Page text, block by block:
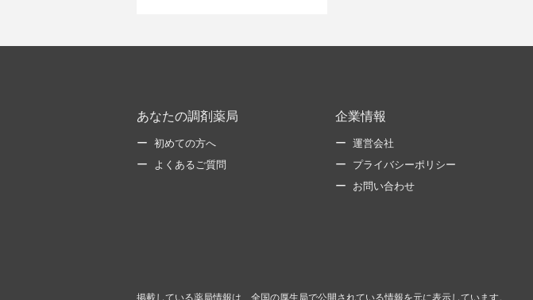
あなたの調剤薬局
初めての方へ
よくあるご質問
企業情報
運営会社
プライバシーポリシー
お問い合わせ
掲載している薬局情報は、全国の厚生局で公開されている情報を元に表示しています。